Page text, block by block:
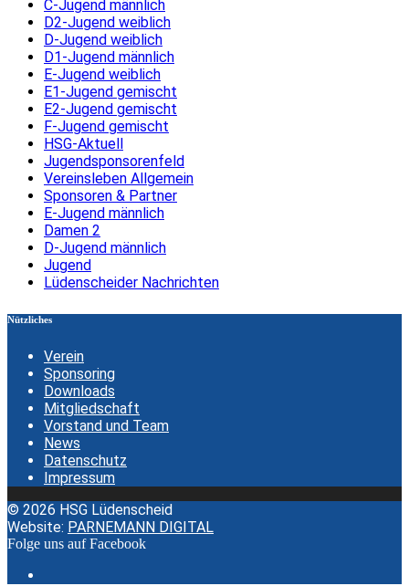
C-Jugend männlich
D2-Jugend weiblich
D-Jugend weiblich
D1-Jugend männlich
E-Jugend weiblich
E1-Jugend gemischt
E2-Jugend gemischt
F-Jugend gemischt
HSG-Aktuell
Jugendsponsorenfeld
Vereinsleben Allgemein
Sponsoren & Partner
E-Jugend männlich
Damen 2
D-Jugend männlich
Jugend
Lüdenscheider Nachrichten
Nützliches
Verein
Sponsoring
Downloads
Mitgliedschaft
Vorstand und Team
News
Datenschutz
Impressum
© 2026 HSG Lüdenscheid
Website: PARNEMANN DIGITAL
Folge uns auf Facebook